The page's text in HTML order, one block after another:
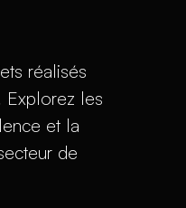
réalisés
Explorez les
et la
de